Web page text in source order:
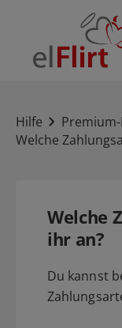
Hilfe
Welche
Welche
ihr an?
Du kannst